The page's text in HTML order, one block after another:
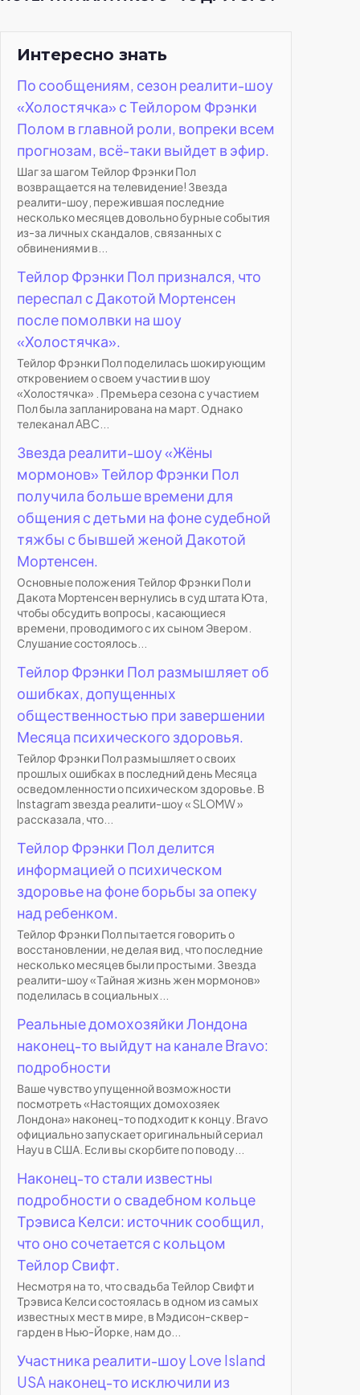
Интересно знать
По сообщениям, сезон реалити-шоу
«Холостячка» с Тейлором Фрэнки
Полом в главной роли, вопреки всем
прогнозам, всё-таки выйдет в эфир.
Шаг за шагом Тейлор Фрэнки Пол
возвращается на телевидение! Звезда
реалити-шоу, пережившая последние
несколько месяцев довольно бурные события
из-за личных скандалов, связанных с
обвинениями в...
Тейлор Фрэнки Пол признался, что
переспал с Дакотой Мортенсен
после помолвки на шоу
«Холостячка».
Тейлор Фрэнки Пол поделилась шокирующим
откровением о своем участии в шоу
«Холостячка» . Премьера сезона с участием
Пол была запланирована на март. Однако
телеканал ABC...
Звезда реалити-шоу «Жёны
мормонов» Тейлор Фрэнки Пол
получила больше времени для
общения с детьми на фоне судебной
тяжбы с бывшей женой Дакотой
Мортенсен.
Основные положения Тейлор Фрэнки Пол и
Дакота Мортенсен вернулись в суд штата Юта,
чтобы обсудить вопросы, касающиеся
времени, проводимого с их сыном Эвером.
Слушание состоялось...
Тейлор Фрэнки Пол размышляет об
ошибках, допущенных
общественностью при завершении
Месяца психического здоровья.
Тейлор Фрэнки Пол размышляет о своих
прошлых ошибках в последний день Месяца
осведомленности о психическом здоровье. В
Instagram звезда реалити-шоу « SLOMW »
рассказала, что...
Тейлор Фрэнки Пол делится
информацией о психическом
здоровье на фоне борьбы за опеку
над ребенком.
Тейлор Фрэнки Пол пытается говорить о
восстановлении, не делая вид, что последние
несколько месяцев были простыми. Звезда
реалити-шоу «Тайная жизнь жен мормонов»
поделилась в социальных...
Реальные домохозяйки Лондона
наконец-то выйдут на канале Bravo:
подробности
Ваше чувство упущенной возможности
посмотреть «Настоящих домохозяек
Лондона» наконец-то подходит к концу. Bravo
официально запускает оригинальный сериал
Hayu в США. Если вы скорбите по поводу...
Наконец-то стали известны
подробности о свадебном кольце
Трэвиса Келси: источник сообщил,
что оно сочетается с кольцом
Тейлор Свифт.
Несмотря на то, что свадьба Тейлор Свифт и
Трэвиса Келси состоялась в одном из самых
известных мест в мире, в Мэдисон-сквер-
гарден в Нью-Йорке, нам до...
Участника реалити-шоу Love Island
USA наконец-то исключили из